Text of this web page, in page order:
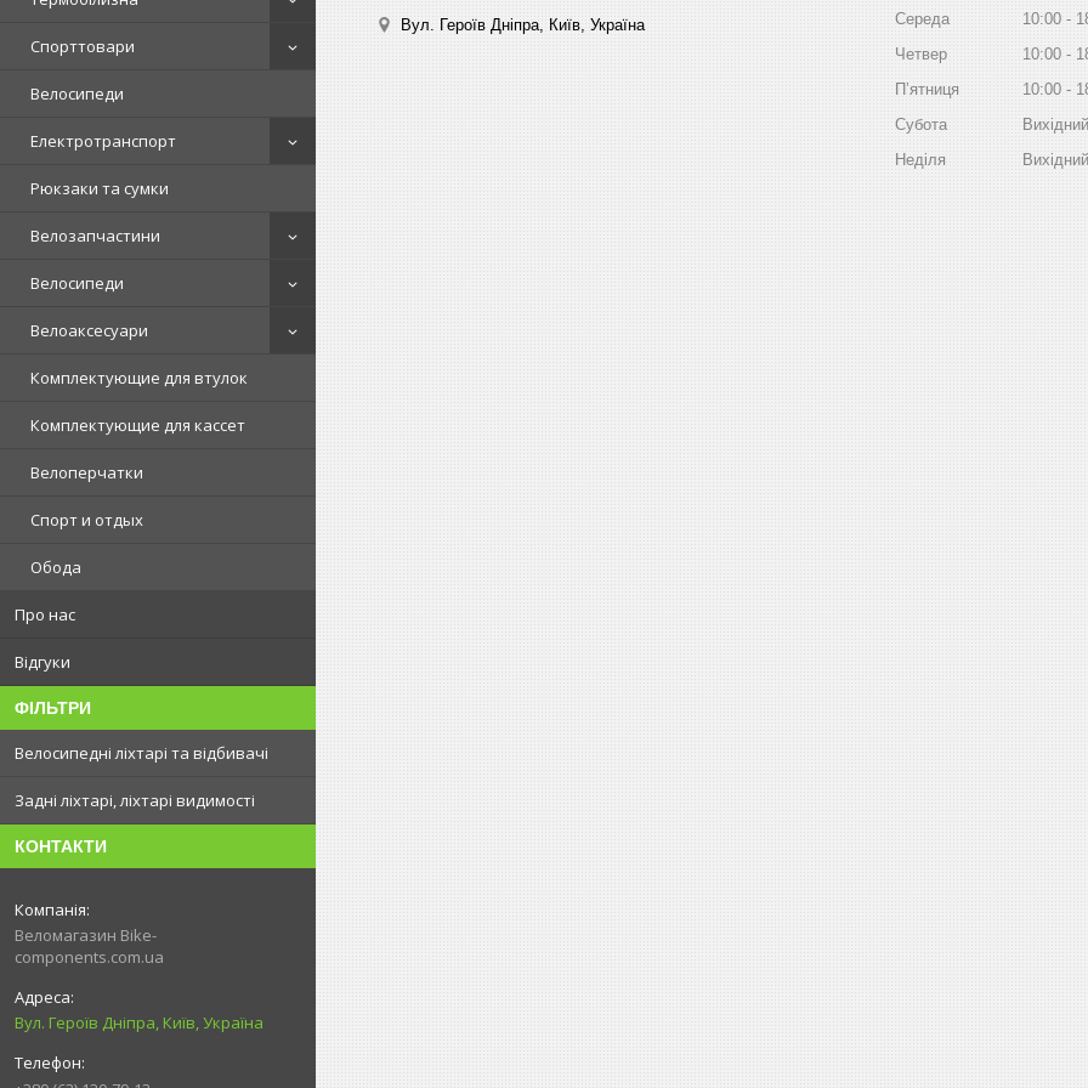
Спорттовари
Велосипеди
Електротранспорт
Рюкзаки та сумки
Велозапчастини
Велосипеди
Велоаксесуари
Комплектующие для втулок
Комплектующие для кассет
Велоперчатки
Спорт и отдых
Обода
Про нас
Відгуки
ФІЛЬТРИ
Велосипедні ліхтарі та відбивачі
Задні ліхтарі, ліхтарі видимості
КОНТАКТИ
Веломагазин Bike-
components.com.ua
Вул. Героїв Дніпра, Київ, Україна
Вул. Героїв Дніпра, Київ, Україна
Середа
10:00
Четвер
10:00
Пʼятниця
10:00
Субота
Вихідний
Неділя
Вихідний